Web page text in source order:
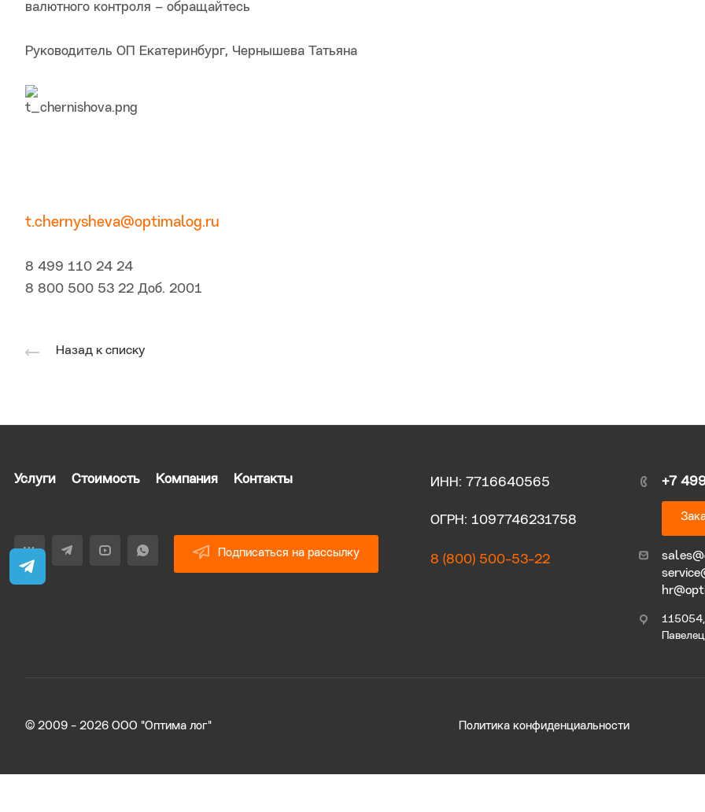
валютного контроля – обращайтесь
Руководитель ОП Екатеринбург, Чернышева Татьяна
t.chernysheva@optimalog.ru
8 499 110 24 24
8 800 500 53 22 Доб. 2001
Назад к списку
Услуги Стоимость Компания Контакты
Подписаться на рассылку
ИНН: 7716640565
ОГРН: 1097746231758
8 (800) 500-53-22
+7
115054,
© 2009 - 2026 ООО "Оптима лог" Политика конфиденциальности